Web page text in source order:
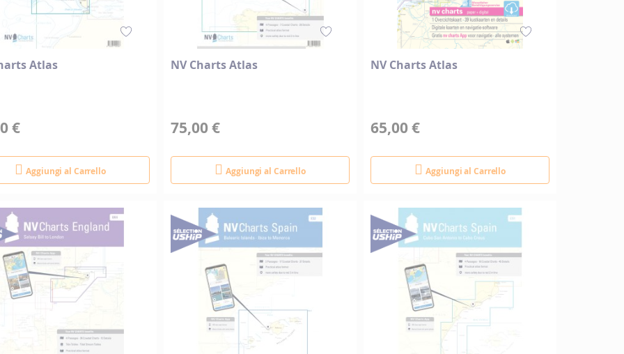
Atlas
€
Aggiungi al Carrello
NV Charts Atlas
75,00 €
Aggiungi al Carrello
NV Charts Atlas
65,00 €
Aggiungi al Carrello